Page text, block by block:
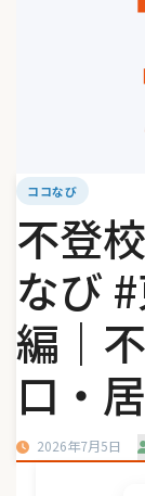
ココなび
不登
なび
編｜
口・
2026年7月5日